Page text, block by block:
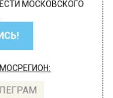
МОСКОВСКОГО